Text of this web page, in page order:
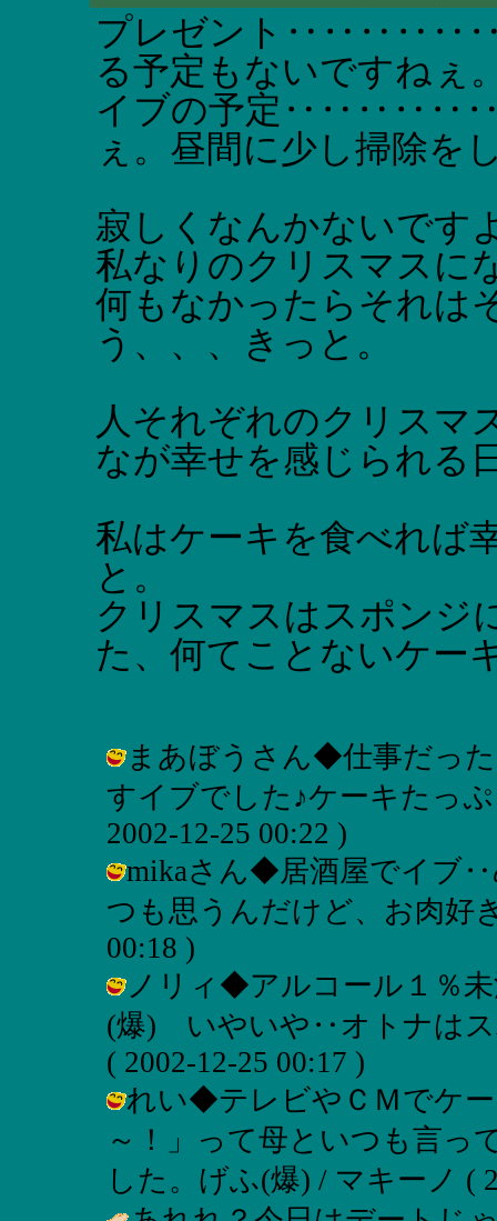
プレゼント‥‥‥‥‥‥
る予定もないですねぇ
イブの予定‥‥‥‥‥‥
ぇ。昼間に少し掃除を
寂しくなんかないです
私なりのクリスマスに
何もなかったらそれは
う、、、きっと。
人それぞれのクリスマ
なが幸せを感じられる
私はケーキを食べれば
と。
クリスマスはスポンジ
た、何てことないケー
まあぼうさん◆仕事だっ
すイブでした♪ケーキたっ
2002-12-25 00:22 )
mikaさん◆居酒屋でイブ
つも思うんだけど、お肉好
00:18 )
ノリィ◆アルコール１％
(爆) いやいや‥オトナはス
( 2002-12-25 00:17 )
れい◆テレビやＣＭでケ
～！」って母といつも言
した。げふ(爆) / マキーノ (